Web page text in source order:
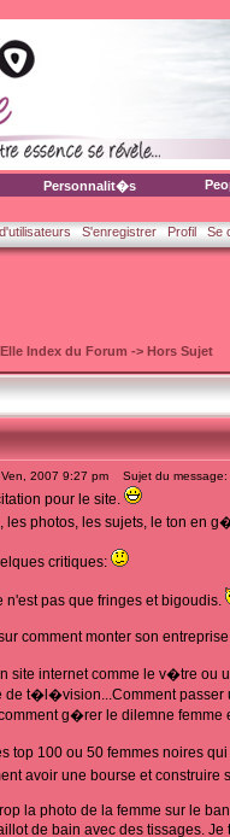
Personnalit�s
S'enregistrer Profil Se
Index du Forum -> Hors Sujet
2007 9:27 pm Sujet du message:
pour le site.
les photos, les sujets, le ton en
critiques:
n'est pas que fringes et bigoudis.
comment monter son
site internet comme le v�tre ou
t�l�vision...Comment passer
g�rer le dilemne femme
top 100 ou 50 femmes noires
avoir une bourse et
la photo de la femme sur le
de bain avec des tissages.